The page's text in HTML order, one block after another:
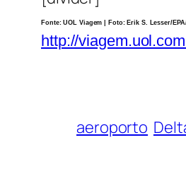
Fonte: UOL Viagem | Foto: Erik S. Lesser/
http://
aeroporto